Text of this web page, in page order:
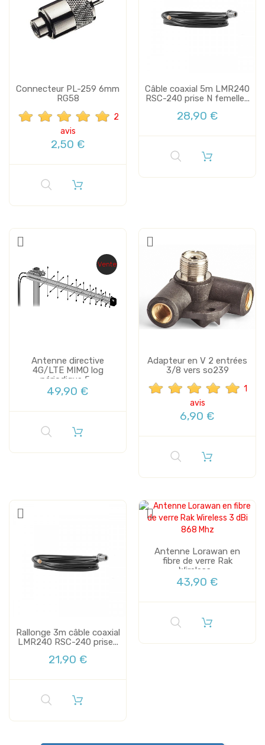
Connecteur PL-259 6mm
RG58
2
avis
2,50 €
Câble coaxial 5m LMR240
RSC-240 prise N femelle...
28,90 €
Vente
Antenne directive
4G/LTE MIMO log
périodique 5...
49,90 €
Adapteur en V 2 entrées
3/8 vers so239
1
avis
6,90 €
Rallonge 3m câble coaxial
LMR240 RSC-240 prise...
21,90 €
Antenne Lorawan en
fibre de verre Rak
Wireless...
43,90 €